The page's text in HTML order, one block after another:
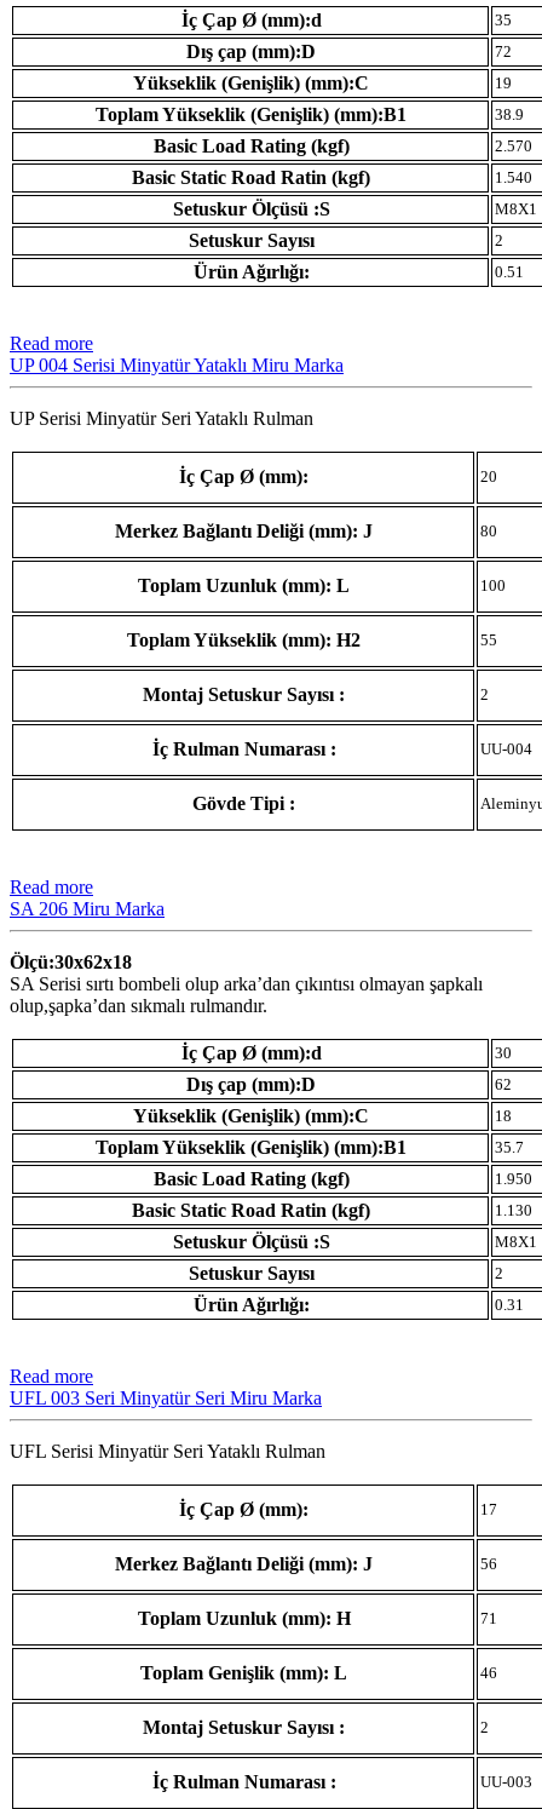
İç Çap Ø (mm):d 35
Dış çap (mm):D 72
Yükseklik (Genişlik) (mm):C 19
Toplam Yükseklik (Genişlik) (mm):B1 38.9
Basic Load Rating (kgf) 2.570
Basic Static Road Ratin (kgf) 1.540
Setuskur Ölçüsü :S M8X1
Setuskur Sayısı 2
Ürün Ağırlığı: 0.51
Read more
UP 004 Serisi Minyatür Yataklı Miru Marka
UP Serisi Minyatür Seri Yataklı Rulman
İç Çap Ø (mm): 20
Merkez Bağlantı Deliği (mm): J 80
Toplam Uzunluk (mm): L 100
Toplam Yükseklik (mm): H2 55
Montaj Setuskur Sayısı : 2
İç Rulman Numarası : UU-004
Gövde Tipi :
Read more
SA 206 Miru Marka
Ölçü:30x62x18
SA Serisi sırtı bombeli olup arka’dan çıkıntısı olmayan şapkalı
olup,şapka’dan sıkmalı rulmandır.
İç Çap Ø (mm):d 30
Dış çap (mm):D 62
Yükseklik (Genişlik) (mm):C 18
Toplam Yükseklik (Genişlik) (mm):B1 35.7
Basic Load Rating (kgf) 1.950
Basic Static Road Ratin (kgf) 1.130
Setuskur Ölçüsü :S M8X1
Setuskur Sayısı 2
Ürün Ağırlığı: 0.31
Read more
UFL 003 Seri Minyatür Seri Miru Marka
UFL Serisi Minyatür Seri Yataklı Rulman
İç Çap Ø (mm): 17
Merkez Bağlantı Deliği (mm): J 56
Toplam Uzunluk (mm): H 71
Toplam Genişlik (mm): L 46
Montaj Setuskur Sayısı : 2
İç Rulman Numarası : UU-003